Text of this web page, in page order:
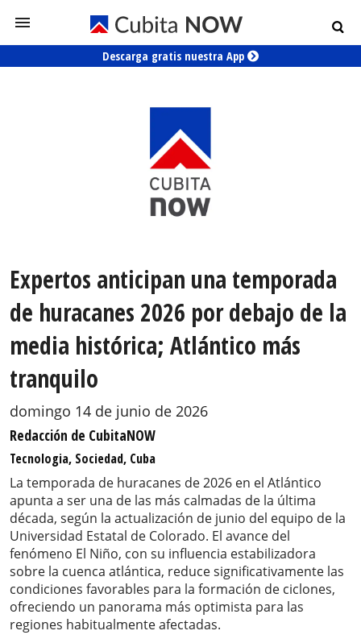
Descarga gratis nuestra App
Expertos anticipan una temporada
de huracanes 2026 por debajo de la
media histórica; Atlántico más
tranquilo
domingo 14 de junio de 2026
Redacción de CubitaNOW
Tecnologia, Sociedad, Cuba
La temporada de huracanes de 2026 en el Atlántico
apunta a ser una de las más calmadas de la última
década, según la actualización de junio del equipo de la
Universidad Estatal de Colorado. El avance del
fenómeno El Niño, con su influencia estabilizadora
sobre la cuenca atlántica, reduce significativamente las
condiciones favorables para la formación de ciclones,
ofreciendo un panorama más optimista para las
regiones habitualmente afectadas.